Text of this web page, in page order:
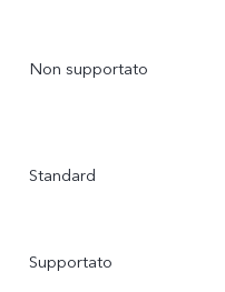
Non supportato
Standard
Supportato